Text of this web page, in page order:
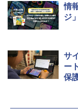
情
ジ
サ
ー
保